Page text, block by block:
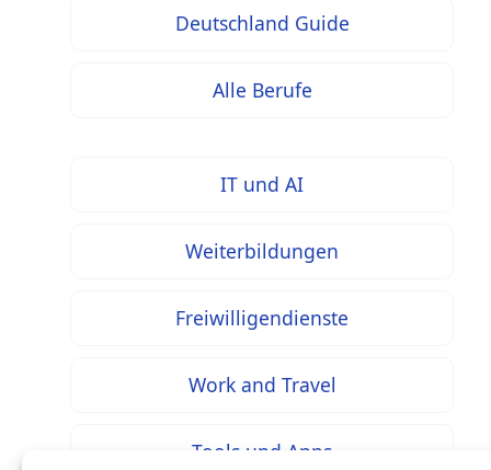
Deutschland Guide
Alle Berufe
IT und AI
Weiterbildungen
Freiwilligendienste
Work and Travel
Tools und Apps